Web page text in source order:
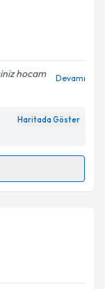
için bir
Aydınlatma
belirtilen
hocam
Devamı
Haritada Göster
talebi oluşturun.
bir takvim